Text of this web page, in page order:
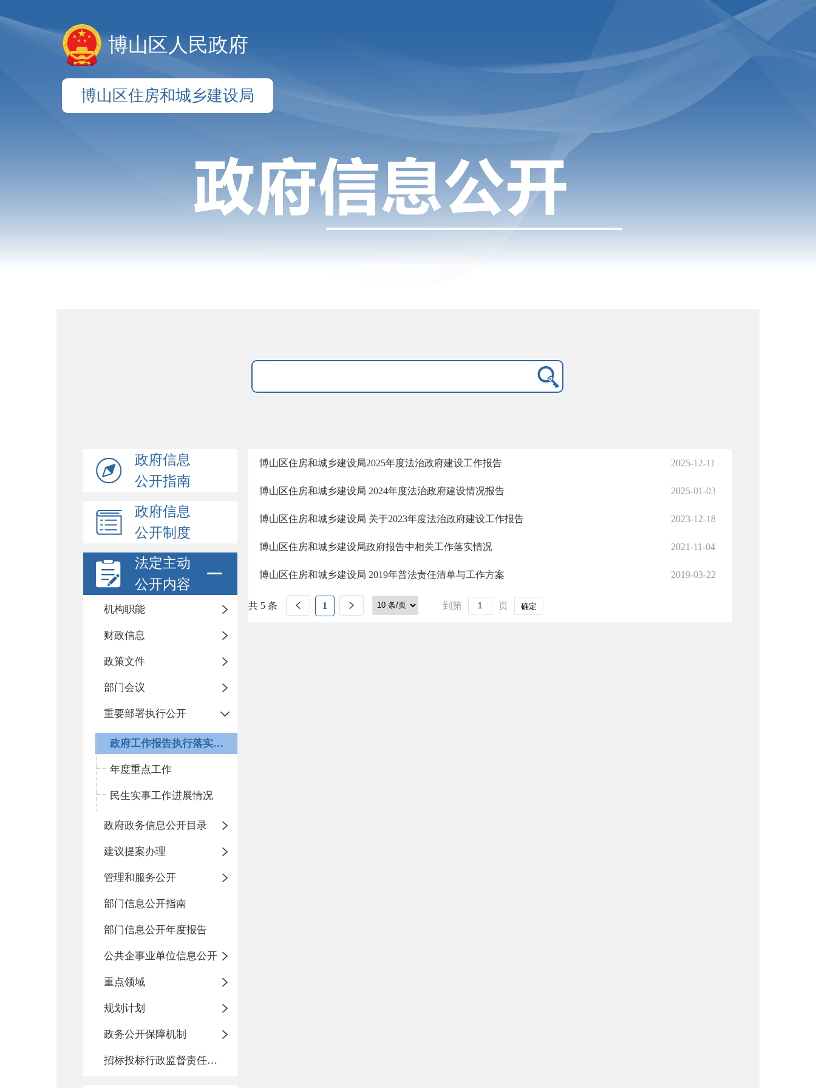
博山区人民政府
博山区住房和城乡建设局
政府信息
公开指南
政府信息
公开制度
法定主动
公开内容
机构职能
财政信息
政策文件
部门会议
重要部署执行公开
政府工作报告执行落实情况
年度重点工作
民生实事工作进展情况
政府政务信息公开目录
建议提案办理
管理和服务公开
部门信息公开指南
部门信息公开年度报告
公共企事业单位信息公开
重点领域
规划计划
政务公开保障机制
招标投标行政监督责任清单
博山区住房和城乡建设局2025年度法治政府建设工作报告 2025-12-11
博山区住房和城乡建设局 2024年度法治政府建设情况报告 2025-01-03
博山区住房和城乡建设局 关于2023年度法治政府建设工作报告 2023-12-18
博山区住房和城乡建设局政府报告中相关工作落实情况 2021-11-04
博山区住房和城乡建设局 2019年普法责任清单与工作方案 2019-03-22
共 5 条 1 到第 页 确定